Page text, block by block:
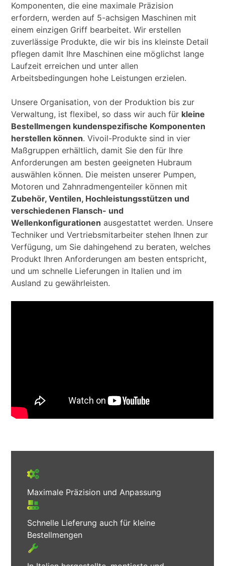
Komponenten, die eine maximale Präzision
erfordern, werden auf 5-achsigen Maschinen mit
einem einzigen Griff bearbeitet. Wir erstellen
zuverlässige Produkte, die wir bis ins kleinste Detail
pflegen damit Ihre Maschinen eine möglichst lange
Laufzeit erreichen und unter allen
Arbeitsbedingungen hohe Leistungen erzielen.
Unsere Organisation, von der Produktion bis zur
Verwaltung, ist flexibel, so dass wir auch für kleine
Bestellmengen kundenspezifische Komponenten
herstellen können. Vivoil-Produkte sind in vier
Maßgruppen erhältlich, damit Sie den für Ihre
Anforderungen am besten geeigneten Hubraum
auswählen können. Die meisten unserer Pumpen,
Motoren und Zahnradmengenteiler können mit
Zubehör, Ventilen, Hochleistungsstützen und
verschiedenen Flansch- und
Wellenkonfigurationen ausgestattet werden. Unsere
Techniker und Vertriebsmitarbeiter stehen Ihnen zur
Verfügung, um Sie dahingehend zu beraten, welches
Produkt Ihren Anforderungen am besten entspricht,
und um schnelle Lieferungen in Italien und im
Ausland zu gewährleisten.
Maximale Präzision und Anpassung
Schnelle Lieferung auch für kleine
Bestellmengen